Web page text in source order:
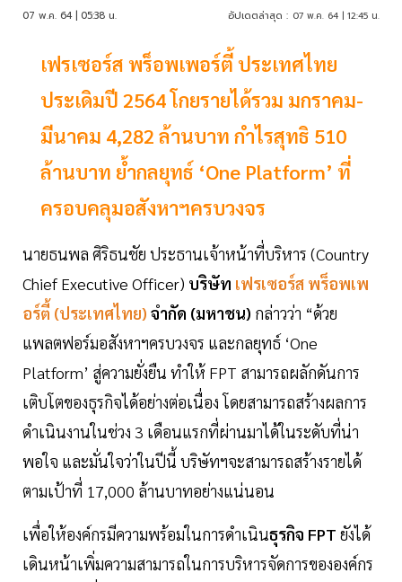
07 พ.ค. 64 | 05:38 น. อัปเดตล่าสุด : 07 พ.ค. 64 | 12:45 น.
เฟรเซอร์ส พร็อพเพอร์ตี้ ประเทศไทย
ประเดิมปี 2564 โกยรายได้รวม มกราคม-
มีนาคม 4,282 ล้านบาท กำไรสุทธิ 510
ล้านบาท ย้ำกลยุทธ์ ‘One Platform’ ที่
ครอบคลุมอสังหาฯครบวงจร
นายธนพล ศิริธนชัย ประธานเจ้าหน้าที่บริหาร (Country
Chief Executive Officer) บริษัท เฟรเซอร์ส พร็อพเพ
อร์ตี้ (ประเทศไทย) จำกัด (มหาชน) กล่าวว่า “ด้วย
แพลตฟอร์มอสังหาฯครบวงจร และกลยุทธ์ ‘One
Platform’ สู่ความยั่งยืน ทำให้ FPT สามารถผลักดันการ
เติบโตของธุรกิจได้อย่างต่อเนื่อง โดยสามารถสร้างผลการ
ดำเนินงานในช่วง 3 เดือนแรกที่ผ่านมาได้ในระดับที่น่า
พอใจ และมั่นใจว่าในปีนี้ บริษัทฯจะสามารถสร้างรายได้
ตามเป้าที่ 17,000 ล้านบาทอย่างแน่นอน
เพื่อให้องค์กรมีความพร้อมในการดำเนินธุรกิจ FPT ยังได้
เดินหน้าเพิ่มความสามารถในการบริหารจัดการขององค์กร